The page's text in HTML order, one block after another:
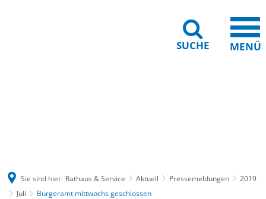
SUCHE MENÜ
Sie sind hier: Rathaus & Service Aktuell Pressemeldungen
2019
Juli
Bürgeramt mittwochs geschlossen